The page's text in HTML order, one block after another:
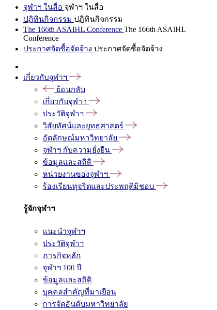
จุฬาฯ ในสื่อ จุฬาฯ ในสื่อ
ปฏิทินกิจกรรม ปฏิทินกิจกรรม
The 166th ASAIHL Conference The 166th ASAIHL
Conference
ประกาศจัดซื้อจัดจ้าง ประกาศจัดซื้อจัดจ้าง
เกี่ยวกับจุฬาฯ
ย้อนกลับ
เกี่ยวกับจุฬาฯ
ประวัติจุฬาฯ
วิสัยทัศน์และยุทธศาสตร์
อัตลักษณ์มหาวิทยาลัย
จุฬาฯ กับความยั่งยืน
ข้อมูลและสถิติ
หน่วยงานของจุฬาฯ
ร้องเรียนทุจริตและประพฤติมิชอบ
รู้จักจุฬาฯ
แนะนำจุฬาฯ
ประวัติจุฬาฯ
ภารกิจหลัก
จุฬาฯ 100 ปี
ข้อมูลและสถิติ
บุคคลสำคัญที่มาเยือน
การจัดอันดับมหาวิทยาลัย